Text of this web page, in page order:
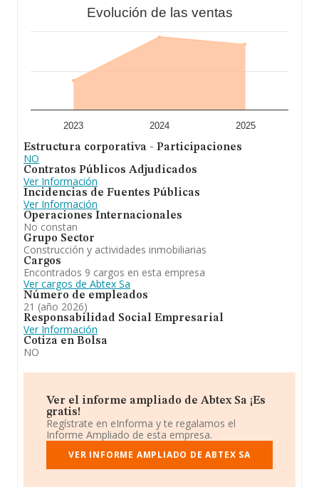
antigüedad desde la constitución es de 19 años.
En resumen,Abtex S.Ase emplea en mantenimiento e
instalación de material contra incendios. En el ranking de
su sector, es decir Fontanería, instalaciones de sistemas
de calefacción y aire acondicionado, ha experimentado
una subida, no obstante, en el ranking de todas las
Evolución de las ventas
2023 2024 2025
Estructura corporativa - Participaciones
NO
Contratos Públicos Adjudicados
Ver Información
Incidencias de Fuentes Públicas
Ver Información
Operaciones Internacionales
No constan
Grupo Sector
Construcción y actividades inmobiliarias
Cargos
Encontrados 9 cargos en esta empresa
Ver cargos de Abtex Sa
Número de empleados
21 (año 2026)
Responsabilidad Social Empresarial
Ver Información
Cotiza en Bolsa
NO
Ver el informe ampliado de Abtex Sa ¡Es
gratis!
Regístrate en eInforma y te regalamos el
Informe Ampliado de esta empresa.
VER INFORME AMPLIADO DE ABTEX SA